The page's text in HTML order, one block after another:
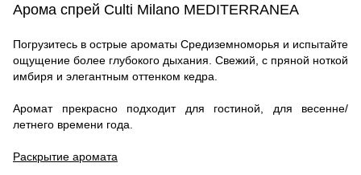
Арома спрей Culti Milano MEDITERRANEA
Погрузитесь в острые ароматы Средиземноморья и испытайте
ощущение более глубокого дыхания. Свежий, с пряной ноткой
имбиря и элегантным оттенком кедра.
Аромат прекрасно подходит для гостиной, для весенне/
летнего времени года.
Раскрытие аромата